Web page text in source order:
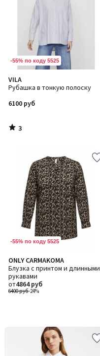
-55% по коду 5525
VILA
Рубашка в тонкую полоску
6100 руб
3
/
3
/
-55% по коду 5525
ONLY CARMAKOMA
Блузка с принтом и длинными
рукавами
6400 руб-24%
от4864 руб